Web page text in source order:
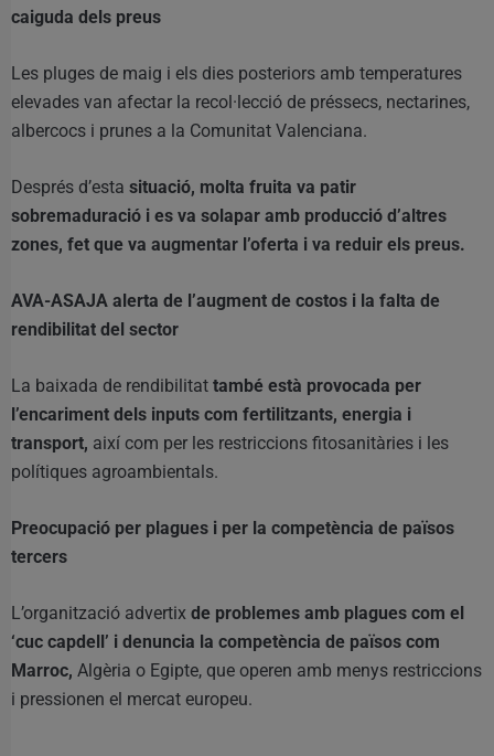
caiguda dels preus
Les pluges de maig i els dies posteriors amb temperatures
elevades van afectar la recol·lecció de préssecs, nectarines,
albercocs i prunes a la Comunitat Valenciana.
Després d’esta situació, molta fruita va patir
sobremaduració i es va solapar amb producció d’altres
zones, fet que va augmentar l’oferta i va reduir els preus.
AVA-ASAJA alerta de l’augment de costos i la falta de
rendibilitat del sector
La baixada de rendibilitat també està provocada per
l’encariment dels inputs com fertilitzants, energia i
transport, així com per les restriccions fitosanitàries i les
polítiques agroambientals.
Preocupació per plagues i per la competència de països
tercers
L’organització advertix de problemes amb plagues com el
‘cuc capdell’ i denuncia la competència de països com
Marroc, Algèria o Egipte, que operen amb menys restriccions
i pressionen el mercat europeu.